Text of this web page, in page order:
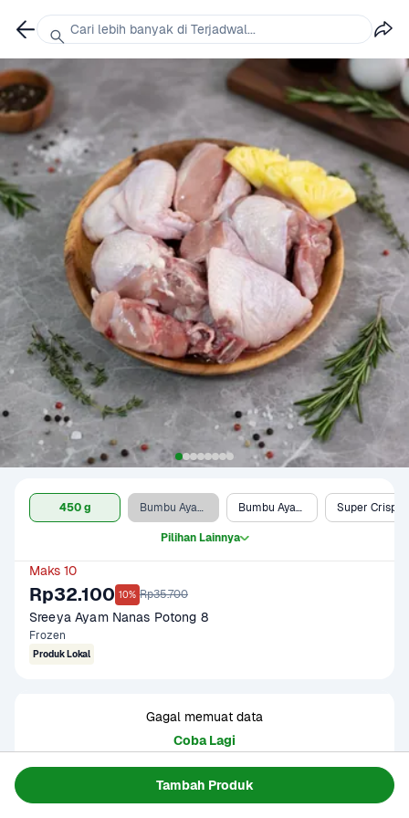
Tambah Produk
450 g Bumbu Ayam Kalasan & Sreeya Ayam Bumbu Ayam Lengkuas & Sreeya Ayam
Pilihan Lainnya
Maks 10
Rp32.100 10% Rp35.700
Sreeya Ayam Nanas Potong 8
Frozen
Produk Lokal
Gagal memuat data
Coba Lagi
Informasi Produk
Cari lebih banyak di Terjadwal...